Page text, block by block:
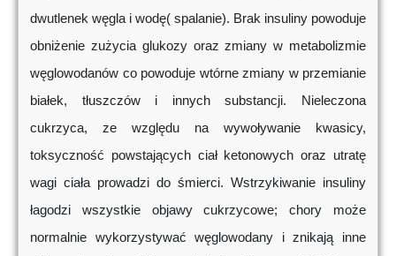
dwutlenek węgla i wodę( spalanie). Brak insuliny powoduje
obniżenie zużycia glukozy oraz zmiany w metabolizmie
węglowodanów co powoduje wtórne zmiany w przemianie
białek, tłuszczów i innych substancji. Nieleczona
cukrzyca, ze względu na wywoływanie kwasicy,
toksyczność powstających ciał ketonowych oraz utratę
wagi ciała prowadzi do śmierci. Wstrzykiwanie insuliny
łagodzi wszystkie objawy cukrzycowe; chory może
normalnie wykorzystywać węglowodany i znikają inne